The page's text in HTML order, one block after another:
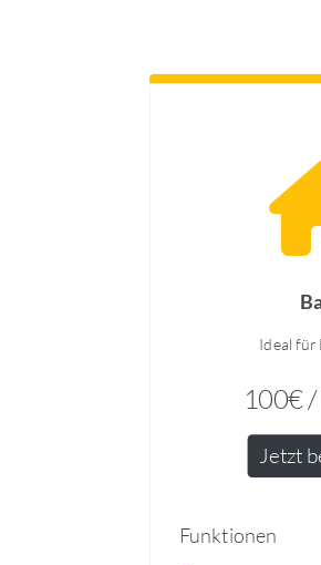
Ideal für
100€
Jetzt
Funktionen